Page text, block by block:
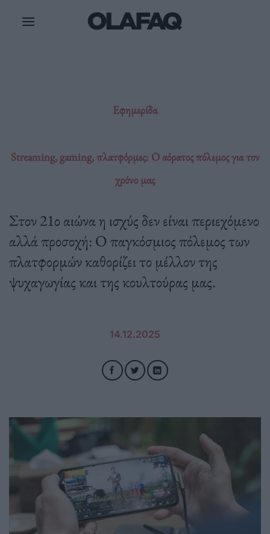
Εφημερίδα
Streaming, gaming, πλατφόρμες: Ο αόρατος πόλεμος για τον
χρόνο μας
Στον 21ο αιώνα η ισχύς δεν είναι περιεχόμενο
αλλά προσοχή: Ο παγκόσμιος πόλεμος των
πλατφορμών καθορίζει το μέλλον της
ψυχαγωγίας και της κουλτούρας μας.
14.12.2025